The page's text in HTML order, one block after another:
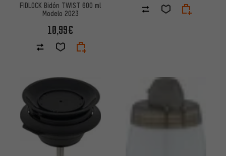
FIDLOCK Bidón TWIST 600 ml
Modelo 2023
10,99€